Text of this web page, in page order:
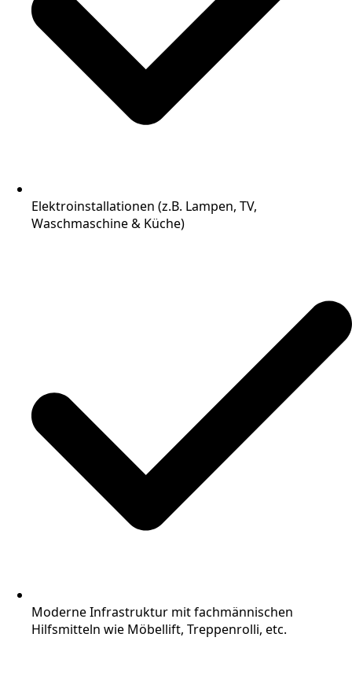
Elektroinstallationen (z.B. Lampen, TV,
Waschmaschine & Küche)
Moderne Infrastruktur mit fachmännischen
Hilfsmitteln wie Möbellift, Treppenrolli, etc.